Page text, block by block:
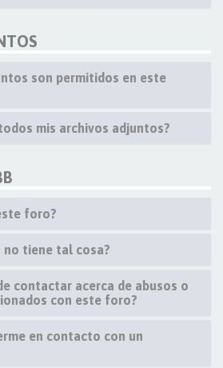
son permitidos en este
mis archivos adjuntos?
foro?
tiene tal cosa?
contactar acerca de abusos o
con este foro?
en contacto con un